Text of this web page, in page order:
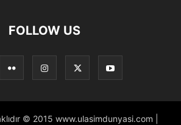
FOLLOW US
© 2015 www.ulasimdunyasi.com |